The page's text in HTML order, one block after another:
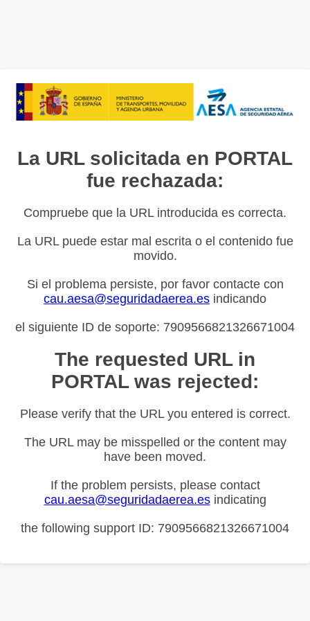
La URL solicitada en PORTAL
fue rechazada:
Compruebe que la URL introducida es correcta.
La URL puede estar mal escrita o el contenido fue
movido.
Si el problema persiste, por favor contacte con
cau.aesa@seguridadaerea.es indicando
el siguiente ID de soporte: 7909566821326671004
The requested URL in
PORTAL was rejected:
Please verify that the URL you entered is correct.
The URL may be misspelled or the content may
have been moved.
If the problem persists, please contact
cau.aesa@seguridadaerea.esindicating
the following support ID: 7909566821326671004